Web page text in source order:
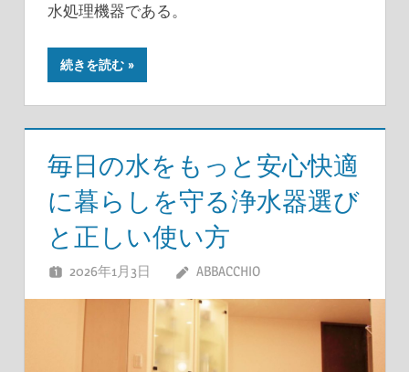
水処理機器である。
続きを読む
毎日の水をもっと安心快適
に暮らしを守る浄水器選び
と正しい使い方
2026年1月3日 ABBACCHIO